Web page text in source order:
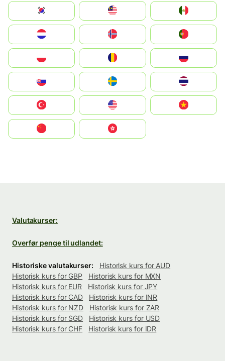
South Korea
United States
中國香港特別行政區
Valutakurser:
Overfør penge til udlandet:
Historiske valutakurser:
Historisk kurs for AUD
Historisk kurs for GBP
Historisk kurs for MXN
Historisk kurs for EUR
Historisk kurs for JPY
Historisk kurs for CAD
Historisk kurs for INR
Historisk kurs for NZD
Historisk kurs for ZAR
Historisk kurs for SGD
Historisk kurs for USD
Historisk kurs for CHF
Historisk kurs for IDR